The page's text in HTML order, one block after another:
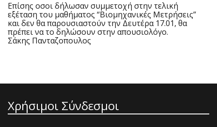
Επίσης οσοι δήλωσαν συμμετοχή στην τελική
εξέταση του μαθήματος “Βιομηχανικές Μετρήσεις”
και δεν θα παρουσιαστούν την Δευτέρα 17.01, θα
πρέπει να το δηλώσουν στην απουσιολόγο.
Σάκης Πανταζοπουλος
Χρήσιμοι Σύνδεσμοι